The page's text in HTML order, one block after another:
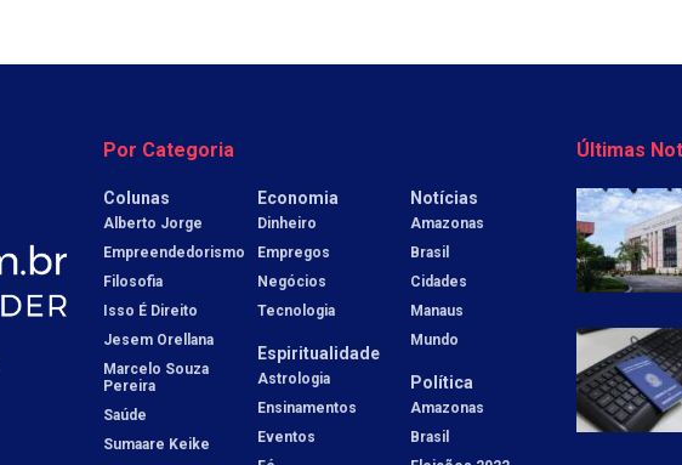
Por Categoria
Colunas
Alberto Jorge
Empreendedorismo
Filosofia
Isso É Direito
Jesem Orellana
Marcelo Souza
Pereira
Saúde
Sumaare Keike
Economia
Dinheiro
Empregos
Negócios
Tecnologia
Espiritualidade
Astrologia
Ensinamentos
Eventos
Notícias
Amazonas
Brasil
Cidades
Manaus
Mundo
Política
Amazonas
Brasil
Últimas